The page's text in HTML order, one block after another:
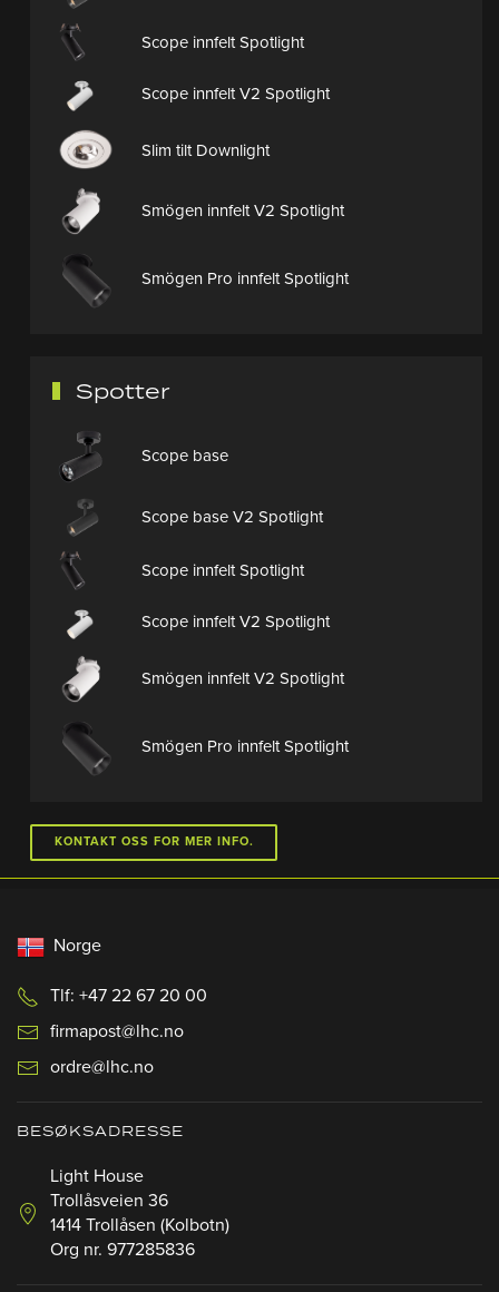
Scope innfelt Spotlight
Scope innfelt V2 Spotlight
Slim tilt Downlight
Smögen innfelt V2 Spotlight
Smögen Pro innfelt Spotlight
Spotter
Scope base
Scope base V2 Spotlight
Scope innfelt Spotlight
Scope innfelt V2 Spotlight
Smögen innfelt V2 Spotlight
Smögen Pro innfelt Spotlight
KONTAKT OSS FOR MER INFO.
Norge
Tlf: +47 22 67 20 00
firmapost@lhc.no
ordre@lhc.no
BESØKSADRESSE
Light House
Trollåsveien 36
1414 Trollåsen (Kolbotn)
Org nr. 977285836